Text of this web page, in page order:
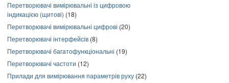
Перетворювачі вимірювальні із цифровою
індикацією (щитові) (18)
Перетворювачі вимірювальні цифрові (20)
Перетворювачі інтерфейсів (8)
Перетворювачі багатофункціональні (19)
Перетворювачі частоти (12)
Прилади для вимірювання параметрів руху (22)